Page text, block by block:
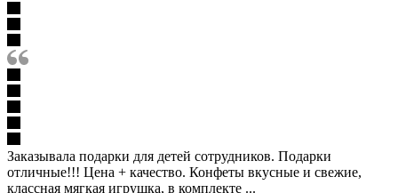
Заказывала подарки для детей сотрудников. Подарки
отличные!!! Цена + качество. Конфеты вкусные и свежие,
классная мягкая игрушка, в комплекте ...